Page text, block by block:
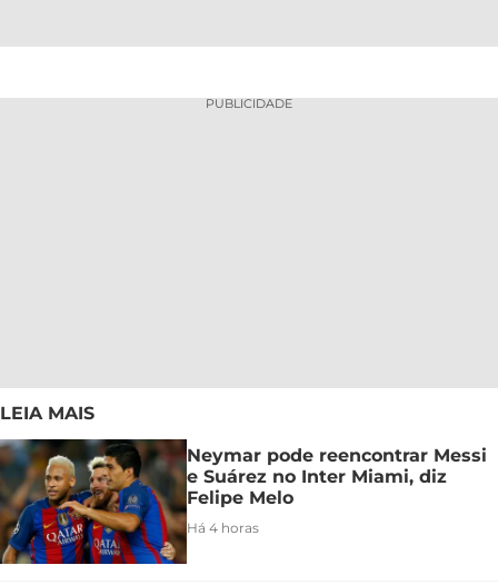
PUBLICIDADE
LEIA MAIS
Neymar pode reencontrar Messi
e Suárez no Inter Miami, diz
Felipe Melo
Há 4 horas